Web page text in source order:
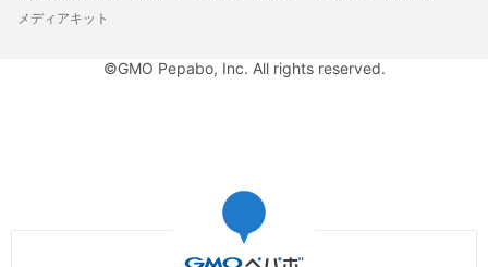
メディアキット
©GMO Pepabo, Inc. All rights reserved.